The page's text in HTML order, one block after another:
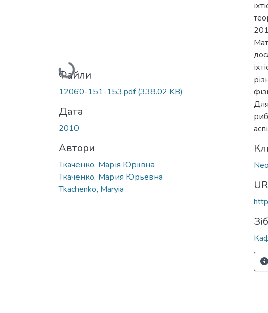
Вантажиться...
Файли
12060-151-153.pdf(338.02 KB)
Дата
2010
Автори
Ткаченко, Марія Юріївна
Ткаченко, Мария Юрьевна
Tkachenko, Maryia
Для